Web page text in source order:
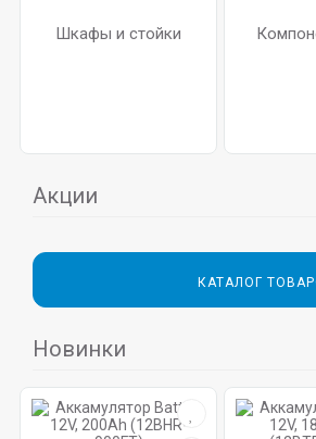
Шкафы и стойки
Акции
КАТАЛОГ
Новинки